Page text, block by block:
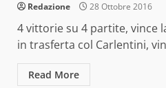
Redazione 28 Ottobre 2016
4 vittorie su 4 partite, vince
in trasferta col Carlentini,
Read More